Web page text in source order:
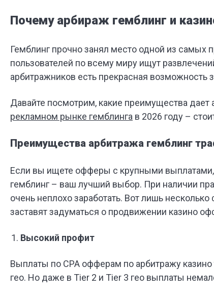
Почему арбираж гемблинг и
Гемблинг прочно занял место одной из
пользователей по всему миру ищут
арбитражников есть прекрасная возможность
Давайте посмотрим, какие преимущества дает
рекламном рынке гемблинга в 2026 году –
Преимущества арбитража гемблинг
Если вы ищете офферы с крупными
гемблинг – ваш лучший выбор. При наличии
очень неплохо заработать. Вот лишь
заставят задуматься о продвижении казино
Высокий профит
Выплаты по CPA офферам по арбитражу казино
гео. Но даже в Tier 2 и Tier 3 гео выплаты